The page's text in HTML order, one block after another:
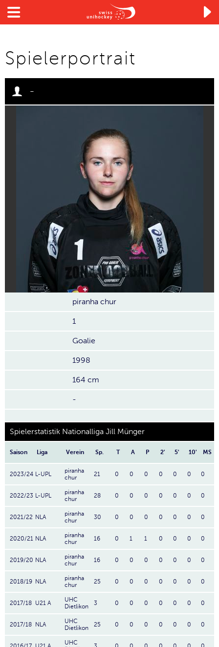

Spielerportrait
-
piranha chur
1
Goalie
1998
164 cm
-
Spielerstatistik Nationalliga Jill Münger
Saison Liga Verein Sp. T A P 2' 5' 10' MS
2023/24 L-UPL
piranha
chur
21 0 0 0 0 0 0 0
2022/23 L-UPL
piranha
chur
28 0 0 0 0 0 0 0
2021/22 NLA
piranha
chur
30 0 0 0 0 0 0 0
2020/21 NLA
piranha
chur
16 0 1 1 0 0 0 0
2019/20 NLA
piranha
chur
16 0 0 0 0 0 0 0
2018/19 NLA
piranha
chur
25 0 0 0 0 0 0 0
2017/18 U21 A
UHC
Dietlikon
3 0 0 0 0 0 0 0
2017/18 NLA
UHC
Dietlikon
25 0 0 0 0 0 0 0
UHC